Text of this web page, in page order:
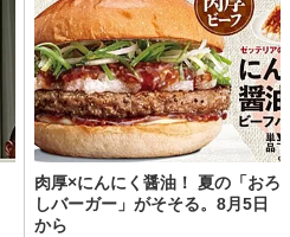
肉厚×にんにく醤油！ 夏の「おろ
しバーガー」がそそる。8月5日
から